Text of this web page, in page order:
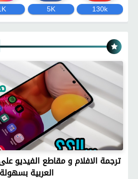
5K 130k
ترجمة الافلام و مقاطع الفيديو
العربية بسهولة